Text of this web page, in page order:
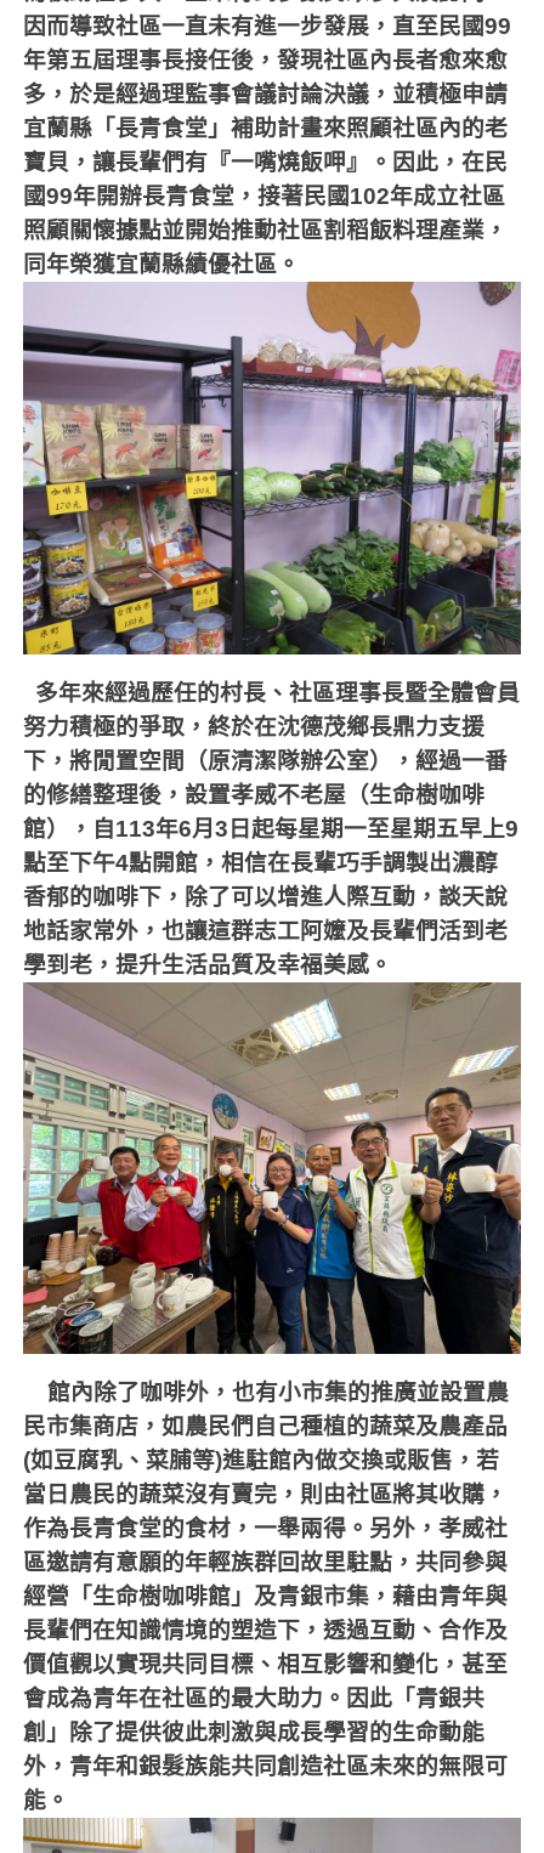
因而導致社區一直未有進一步發展，直至民國99
年第五屆理事長接任後，發現社區內長者愈來愈
多，於是經過理監事會議討論決議，並積極申請
宜蘭縣「長青食堂」補助計畫來照顧社區內的老
寶貝，讓長輩們有『一嘴燒飯呷』。因此，在民
國99年開辦長青食堂，接著民國102年成立社區
照顧關懷據點並開始推動社區割稻飯料理產業，
同年榮獲宜蘭縣績優社區。
多年來經過歷任的村長、社區理事長暨全體會員
努力積極的爭取，終於在沈德茂鄉長鼎力支援
下，將閒置空間（原清潔隊辦公室），經過一番
的修繕整理後，設置孝威不老屋（生命樹咖啡
館），自113年6月3 日起每星期一至星期五早上9
點至下午4點開館，相信在長輩巧手調製出濃醇
香郁的咖啡下，除了可以增進人際互動，談天說
地話家常外，也讓這群志工阿嬤及長輩們活到老
學到老，提升生活品質及幸福美感。
館內除了咖啡外，也有小市集的推廣並設置農
民市集商店，如農民們自己種植的蔬菜及農產品
(如豆腐乳、菜脯等)進駐館內做交換或販售，若
當日農民的蔬菜沒有賣完，則由社區將其收購，
作為長青食堂的食材，一舉兩得。另外，孝威社
區邀請有意願的年輕族群回故里駐點，共同參與
經營「生命樹咖啡館」及青銀市集，藉由青年與
長輩們在知識情境的塑造下，透過互動、合作及
價值觀以實現共同目標、相互影響和變化，甚至
會成為青年在社區的最大助力。因此「青銀共
創」除了提供彼此刺激與成長學習的生命動能
外，青年和銀髮族能共同創造社區未來的無限可
能。